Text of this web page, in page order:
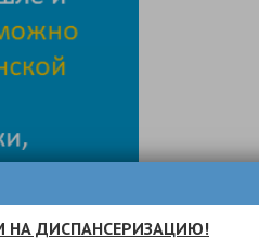
НА ДИСПАНСЕРИЗАЦИЮ!